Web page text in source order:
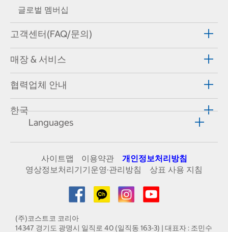
글로벌 멤버십
고객센터(FAQ/문의)
매장 & 서비스
협력업체 안내
한국
Languages
사이트맵 이용약관
개인정보처리방침
영상정보처리기기운영·관리방침
상표 사용 지침
(주)코스트코 코리아
14347 경기도 광명시 일직로 40 (일직동 163-3) | 대표자 : 조민수